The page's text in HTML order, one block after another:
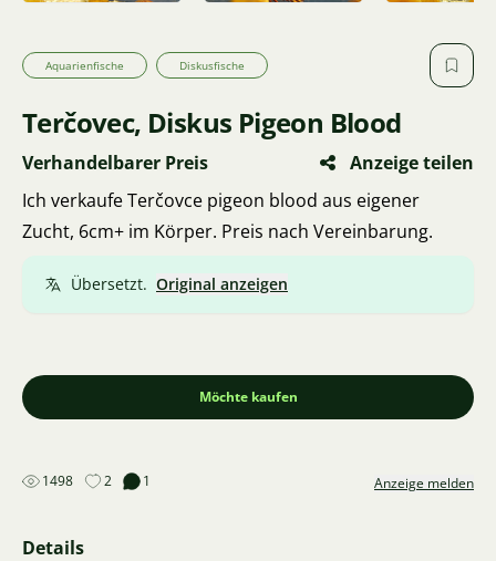
Aquarienfische Diskusfische
Terčovec, Diskus Pigeon Blood
Verhandelbarer Preis
Anzeige teilen
Ich verkaufe Terčovce pigeon blood aus eigener
Zucht, 6cm+ im Körper. Preis nach Vereinbarung.
Übersetzt. Original anzeigen
Möchte kaufen
1498 2 1 Anzeige melden
Details